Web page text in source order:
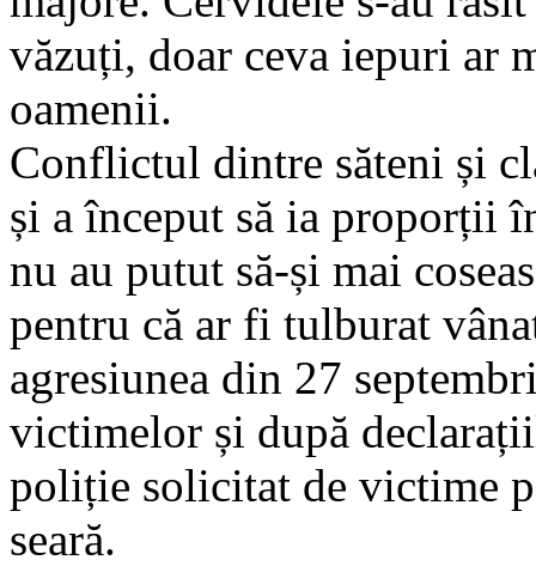
văzuți, doar ceva iepuri ar
oamenii.
Conflictul dintre săteni și
și a început să ia proporții
nu au putut să-și mai
pentru că ar fi tulburat
agresiunea din 27
victimelor și după
poliție solicitat de victime
seară.